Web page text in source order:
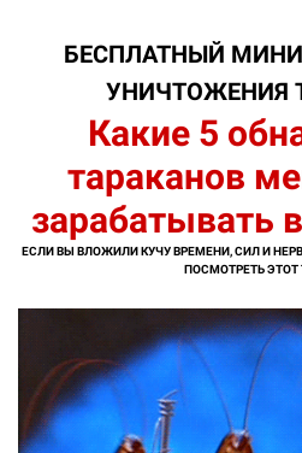
БЕСПЛАТНЫЙ
УНИЧТОЖЕНИЯ
Какие 5
тараканов
зарабатывать
ЕСЛИ ВЫ ВЛОЖИЛИ КУЧУ ВРЕМЕНИ, СИЛ И
ПОСМОТРЕТЬ ЭТОТ